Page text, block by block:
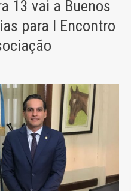
13 vai a Buenos
para I Encontro